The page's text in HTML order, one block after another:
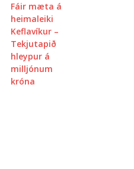
Fáir mæta á
heimaleiki
Keflavíkur –
Tekjutapið
hleypur á
milljónum
króna